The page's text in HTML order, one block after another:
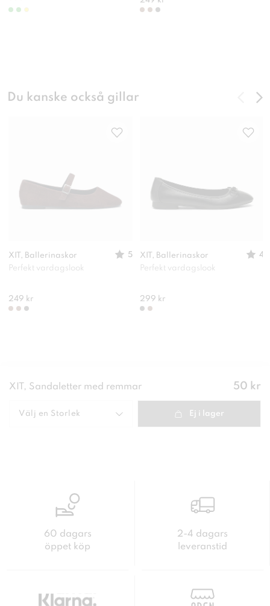
Du kanske också gillar
XIT, Ballerinaskor
5
Perfekt vardagslook
249 kr
XIT, Ballerinaskor
4
Perfekt vardagslook
299 kr
XIT, Sandaletter med remmar Pris:
50 kr
Välj en Storlek Ej i lager
60 dagars
öppet köp
2-4 dagars
leveranstid